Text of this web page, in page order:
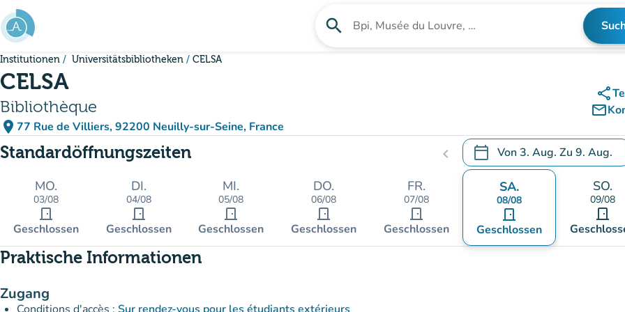
Gehe zum Hauptinhalt
search Suche nach einer Einrichtung
Institutionen Universitätsbibliotheken CELSA
CELSA
Bibliothèque
place 77 Rue de Villiers, 92200 Neuilly-sur-Seine, France
(in Google Maps öffnen)
(new tab)
share
mail_outline
Standardöffnungszeiten chevron_left calendar_today Von3. Aug. Zu 9. Aug.
.Öffnen Sie den Kalender, um
MO.
03/08
door_front
Geschlossen
DI.
04/08
door_front
Geschlossen
MI.
05/08
door_front
Geschlossen
DO.
06/08
door_front
Geschlossen
FR.
07/08
door_front
Geschlossen
SA.
08/08
door_front
Geschlossen
SO.
09/08
door_front
Praktische Informationen
Zugang